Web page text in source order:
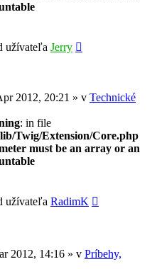
užívateľa Jerry
2012, 20:21 » v Technické
: in file
Twig/Extension/Core.php
must be an array or an
užívateľa RadimK
2012, 14:16 » v Príbehy,